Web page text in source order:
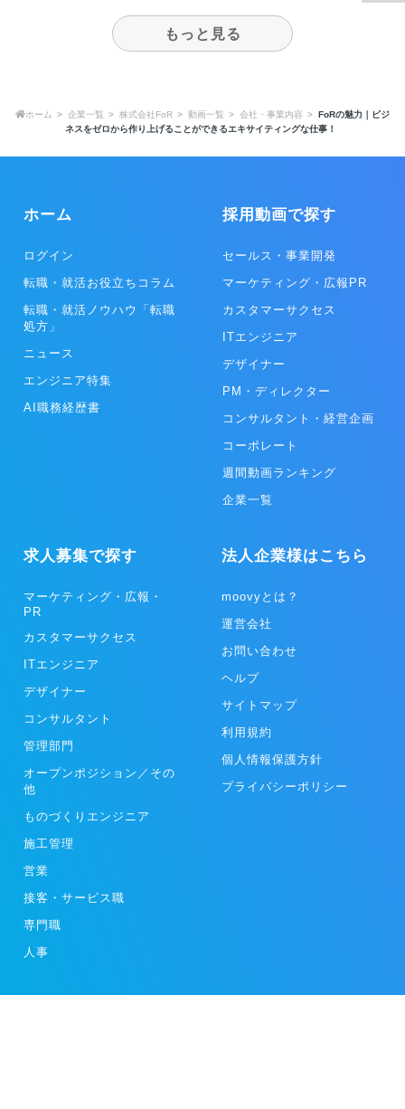
ュー
もっと見る
ホーム 企業一覧 株式会社FoR 動画一覧 会社・事業内容
FoRの魅力｜ビジ
ネスをゼロから作り上げることができるエキサイティングな仕事！
ホーム
ログイン
転職・就活お役立ちコラム
転職・就活ノウハウ「転職
処方」
ニュース
エンジニア特集
AI職務経歴書
採用動画で探す
セールス・事業開発
マーケティング・広報PR
カスタマーサクセス
ITエンジニア
デザイナー
PM・ディレクター
コンサルタント・経営企画
コーポレート
週間動画ランキング
企業一覧
求人募集で探す
マーケティング・広報・
PR
カスタマーサクセス
ITエンジニア
デザイナー
コンサルタント
管理部門
オープンポジション／その
他
ものづくりエンジニア
施工管理
営業
接客・サービス職
専門職
人事
法人企業様はこちら
moovyとは？
運営会社
お問い合わせ
ヘルプ
サイトマップ
利用規約
個人情報保護方針
プライバシーポリシー